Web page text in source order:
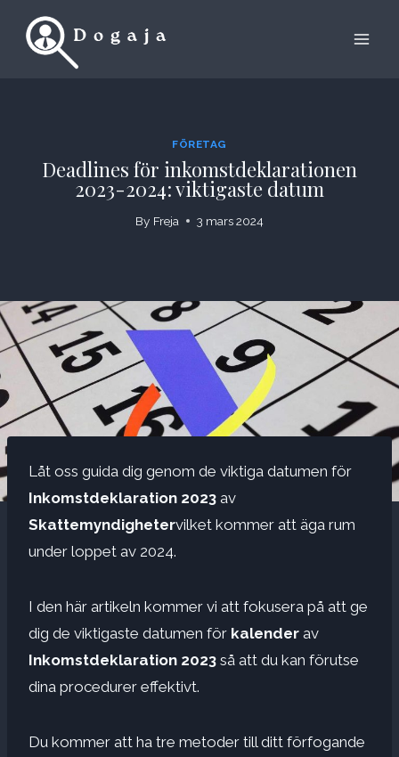
FÖRETAG
Deadlines för inkomstdeklarationen
2023-2024: viktigaste datum
By Freja 3 mars 2024
Låt oss guida dig genom de viktiga datumen för
Inkomstdeklaration 2023 av
Skattemyndighetervilket kommer att äga rum
under loppet av 2024.
I den här artikeln kommer vi att fokusera på att ge
dig de viktigaste datumen för kalender av
Inkomstdeklaration 2023 så att du kan förutse
dina procedurer effektivt.
Du kommer att ha tre metoder till ditt förfogande